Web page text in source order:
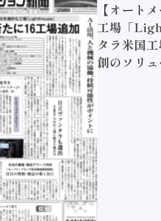
【オート
工場「
タラ米国
創のソリ